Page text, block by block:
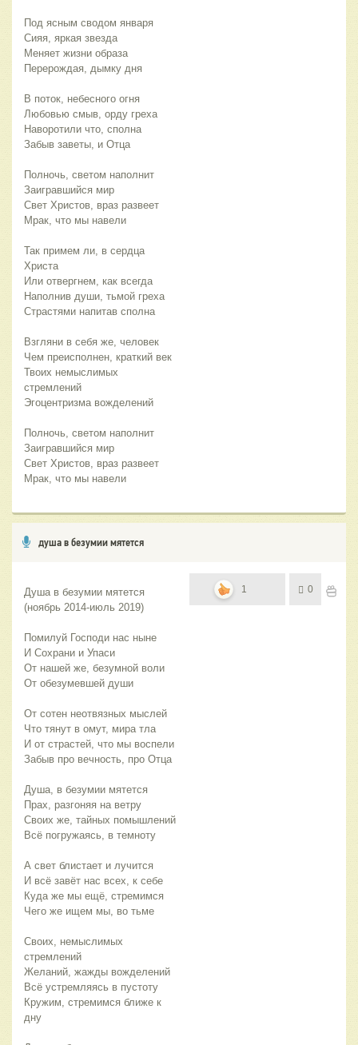
Под ясным сводом января
Сияя, яркая звезда
Меняет жизни образа
Перерождая, дымку дня
В поток, небесного огня
Любовью смыв, орду греха
Наворотили что, сполна
Забыв заветы, и Отца
Полночь, светом наполнит
Заигравшийся мир
Свет Христов, враз развеет
Мрак, что мы навели
Так примем ли, в сердца
Христа
Или отвергнем, как всегда
Наполнив души, тьмой греха
Страстями напитав сполна
Взгляни в себя же, человек
Чем преисполнен, краткий век
Твоих немыслимых
стремлений
Эгоцентризма вожделений
Полночь, светом наполнит
Заигравшийся мир
Свет Христов, враз развеет
Мрак, что мы навели
душа в безумии мятется
Душа в безумии мятется
(ноябрь 2014-июль 2019)
Помилуй Господи нас ныне
И Сохрани и Упаси
От нашей же, безумной воли
От обезумевшей души
От сотен неотвязных мыслей
Что тянут в омут, мира тла
И от страстей, что мы воспели
Забыв про вечность, про Отца
Душа, в безумии мятется
Прах, разгоняя на ветру
Своих же, тайных помышлений
Всё погружаясь, в темноту
А свет блистает и лучится
И всё завёт нас всех, к себе
Куда же мы ещё, стремимся
Чего же ищем мы, во тьме
Своих, немыслимых
стремлений
Желаний, жажды вожделений
Всё устремляясь в пустоту
Кружим, стремимся ближе к
дну
1 0